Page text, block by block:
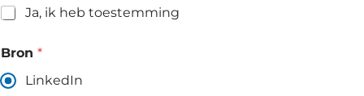
Ja, ik heb toestemming
Bron *
LinkedIn